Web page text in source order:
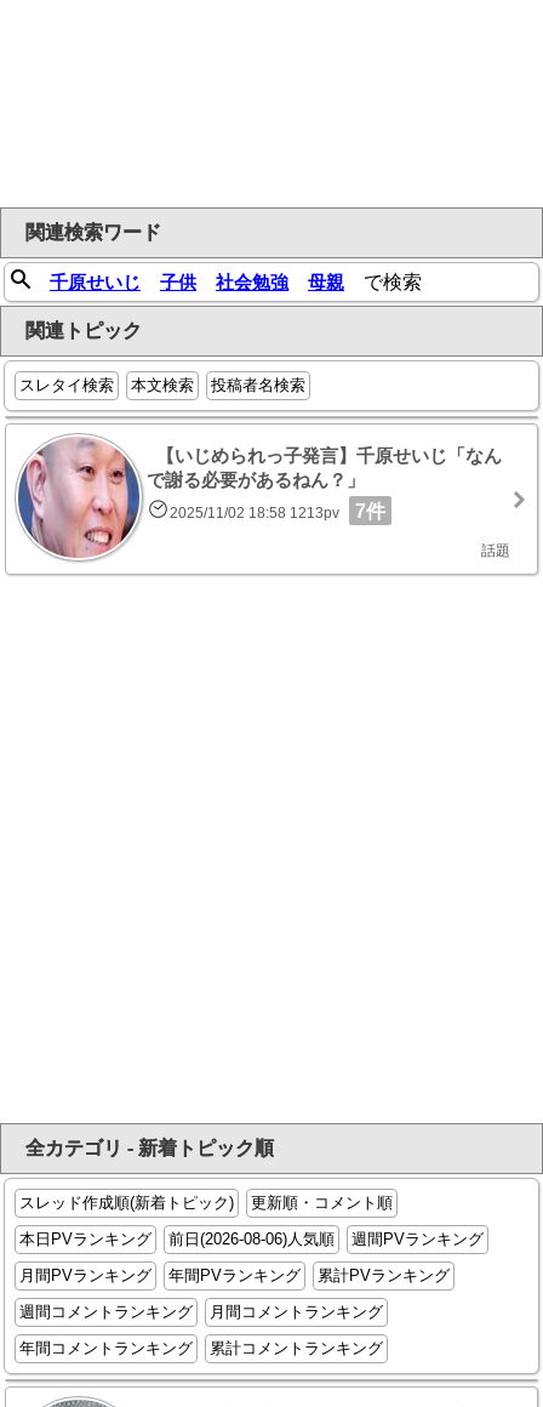
関連検索ワード
千原せいじ 子供 社会勉強 母親 で検索
関連トピック
スレタイ検索 本文検索 投稿者名検索
【いじめられっ子発言】千原せいじ「なん
で謝る必要があるねん？」
2025/11/02 18:58 1213pv 7件
話題
全カテゴリ - 新着トピック順
スレッド作成順(新着トピック)
更新順・コメント順
本日PVランキング
前日(2026-08-06)人気順
週間PVランキング
月間PVランキング
年間PVランキング
累計PVランキング
週間コメントランキング
月間コメントランキング
年間コメントランキング
累計コメントランキング